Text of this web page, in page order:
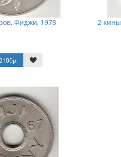
Фиджи, 1978 2